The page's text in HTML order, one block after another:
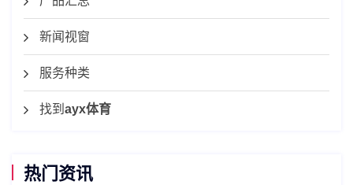
新闻视窗
服务种类
找到 ayx体育
热门资讯